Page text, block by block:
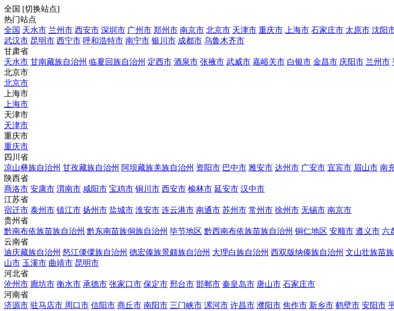
全国 [切换站点]
热门站点
全国 天水市 兰州市 西安市 深圳市 广州市 郑州市 南京市 北京市 天津市 重庆市 上海市 石家庄市 太原市 沈阳
武汉市 昆明市 西宁市 呼和浩特市 南宁市 银川市 成都市 乌鲁木齐市
甘肃省
天水市 甘南藏族自治州 临夏回族自治州 定西市 酒泉市 张掖市 武威市 嘉峪关市 白银市 金昌市 庆阳市 兰州市
北京市
北京市
上海市
上海市
天津市
天津市
重庆市
重庆市
四川省
凉山彝族自治州 甘孜藏族自治州 阿坝藏族羌族自治州 资阳市 巴中市 雅安市 达州市 广安市 宜宾市 眉山市 南
陕西省
商洛市 安康市 渭南市 咸阳市 宝鸡市 铜川市 西安市 榆林市 延安市 汉中市
江苏省
宿迁市 泰州市 镇江市 扬州市 盐城市 淮安市 连云港市 南通市 苏州市 常州市 徐州市 无锡市 南京市
贵州省
黔南布依族苗族自治州 黔东南苗族侗族自治州 毕节地区 黔西南布依族苗族自治州 铜仁地区 安顺市 遵义市 六
云南省
迪庆藏族自治州 怒江傈僳族自治州 德宏傣族景颇族自治州 大理白族自治州 西双版纳傣族自治州 文山壮族苗
山市 玉溪市 曲靖市 昆明市
河北省
沧州市 廊坊市 衡水市 承德市 张家口市 保定市 邢台市 邯郸市 秦皇岛市 唐山市 石家庄市
河南省
济源市 驻马店市 周口市 信阳市 商丘市 南阳市 三门峡市 漯河市 许昌市 濮阳市 焦作市 新乡市 鹤壁市 安阳市